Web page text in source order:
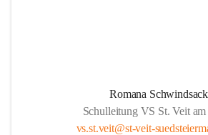
Romana
Schulleitung VS St. Veit
vs.st.veit@st-veit-